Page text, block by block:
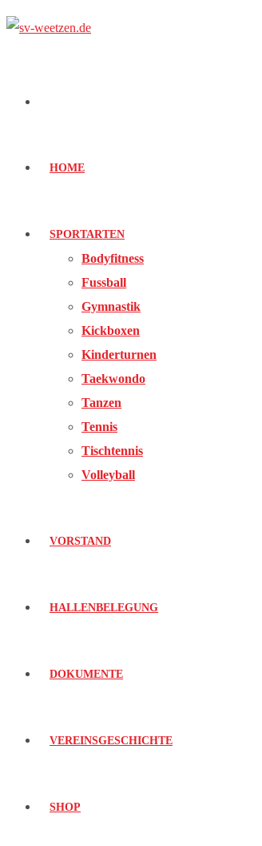
HOME
SPORTARTEN
Bodyfitness
Fussball
Gymnastik
Kickboxen
Kinderturnen
Taekwondo
Tanzen
Tennis
Tischtennis
Volleyball
VORSTAND
HALLENBELEGUNG
DOKUMENTE
VEREINSGESCHICHTE
SHOP